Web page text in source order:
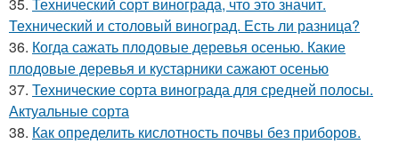
Технический и столовый виноград. Есть ли разница?
36. Когда сажать плодовые деревья осенью. Какие
плодовые деревья и кустарники сажают осенью
37. Технические сорта винограда для средней полосы.
Актуальные сорта
38. Как определить кислотность почвы без приборов.